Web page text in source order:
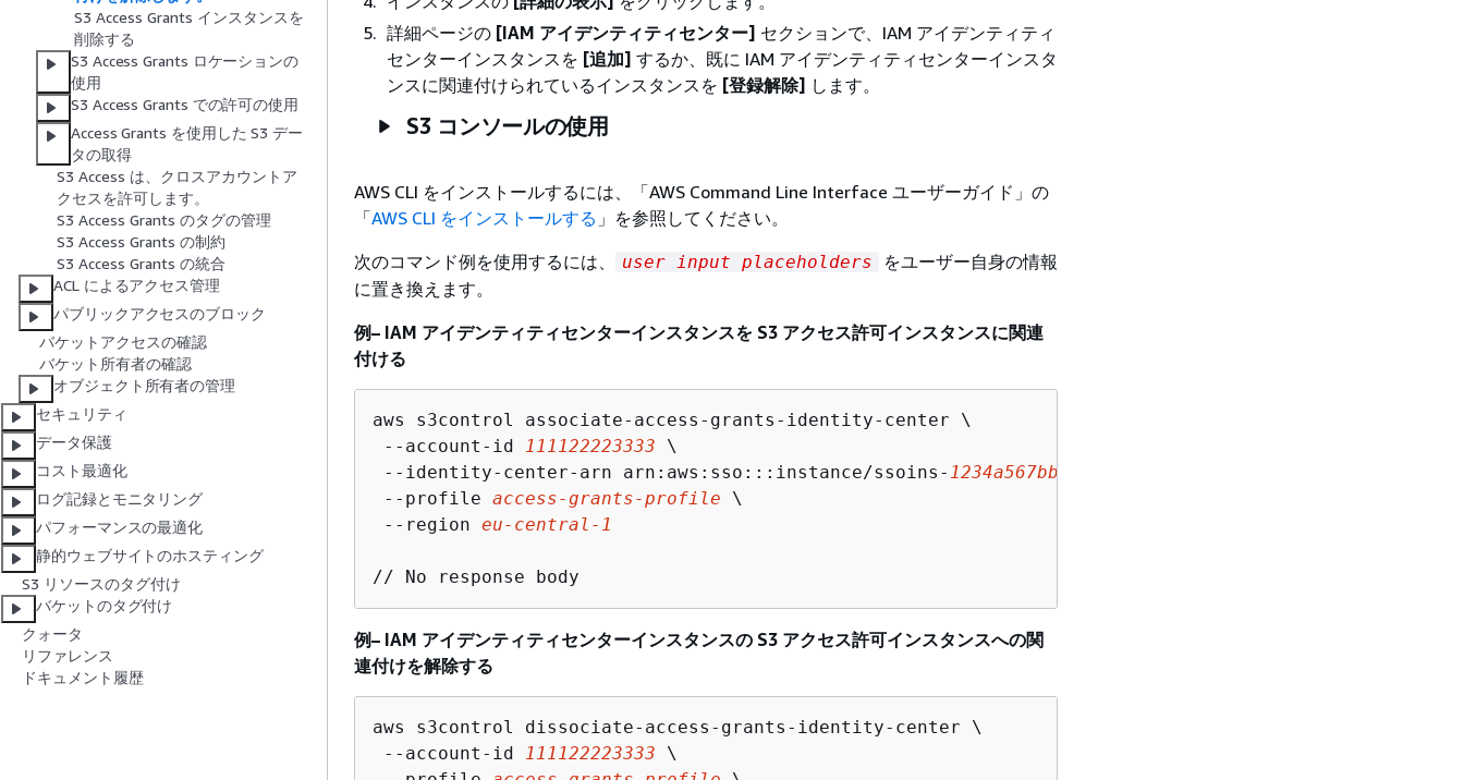
S3 Access Grants インスタンスを
削除する
S3 Access Grants ロケーションの
使用
S3 Access Grants での許可の使用
Access Grants を使用した S3 デー
タの取得
S3 Access は、クロスアカウントア
クセスを許可します。
S3 Access Grants のタグの管理
S3 Access Grants の制約
S3 Access Grants の統合
ACL によるアクセス管理
パブリックアクセスのブロック
バケットアクセスの確認
バケット所有者の確認
オブジェクト所有者の管理
セキュリティ
データ保護
コスト最適化
ログ記録とモニタリング
パフォーマンスの最適化
静的ウェブサイトのホスティング
S3 リソースのタグ付け
バケットのタグ付け
クォータ
リファレンス
ドキュメント履歴
詳細ページの [IAM アイデンティティセンター] セクションで、IAM アイデンティティ
センターインスタンスを [追加] するか、既に IAM アイデンティティセンターインスタ
ンスに関連付けられているインスタンスを [登録解除] します。
S3 コンソールの使用
AWS CLI をインストールするには、
「AWS Command Line Interface ユーザーガイド」の
「AWS CLI をインストールする 」を参照してください。
次のコマンド例を使用するには、
user input placeholders
をユーザー自身の情報
に置き換えます。
例– IAM アイデンティティセンターインスタンスを S3 アクセス許可インスタンスに関連
付ける
aws s3control associate-access-grants-identity-center \
--account-id 111122223333 \
--identity-center-arn arn:aws:sso:::instance/ssoins- 1234a567bb89012c
--profile access-grants-profile \
--region eu-central-1
例– IAM アイデンティティセンターインスタンスの S3 アクセス許可インスタンスへの関
連付けを解除する
aws s3control dissociate-access-grants-identity-center \
--account-id 111122223333 \